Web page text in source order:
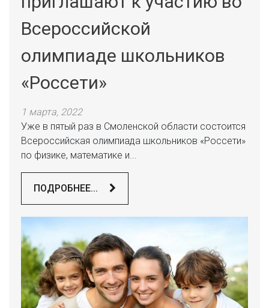
Всероссийской
олимпиаде школьников
«Россети»
1 марта, 2022
Уже в пятый раз в Смоленской области состоится
Всероссийская олимпиада школьников «Россети»
по физике, математике и...
ПОДРОБНЕЕ...